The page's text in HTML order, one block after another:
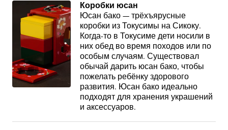
Коробки юсан
Юсан бако — трёхъярусные
коробки из Токусимы на Сикоку.
Когда-то в Токусиме дети носили в
них обед во время походов или по
особым случаям. Существовал
обычай дарить юсан бако, чтобы
пожелать ребёнку здорового
развития. Юсан бако идеально
подходят для хранения украшений
и аксессуаров.